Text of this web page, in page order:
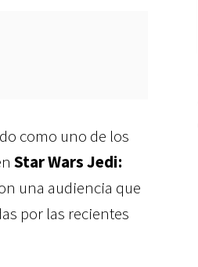
como uno de los
Star Wars Jedi:
una audiencia que
por las recientes